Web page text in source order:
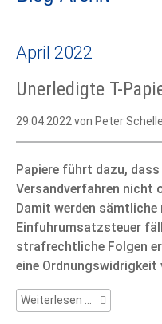
April 2022
Unerledigte T-
29.04.2022 von Peter
Papiere führt dazu,
Versandverfahren nicht
Damit werden sämtliche
Einfuhrumsatzsteuer
strafrechtliche Folgen
eine Ordnungswidrigkeit
Weiterlesen …
Unerledigte
T-